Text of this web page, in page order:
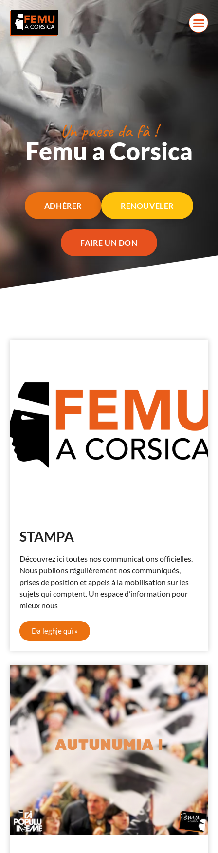
Un paese da fà !
Femu a Corsica
ADHÉRER RENOUVELER
FAIRE UN DON
STAMPA
Découvrez ici toutes nos communications officielles.
Nous publions régulièrement nos communiqués,
prises de position et appels à la mobilisation sur les
sujets qui comptent. Un espace d’information pour
mieux nous
Da leghje quì »